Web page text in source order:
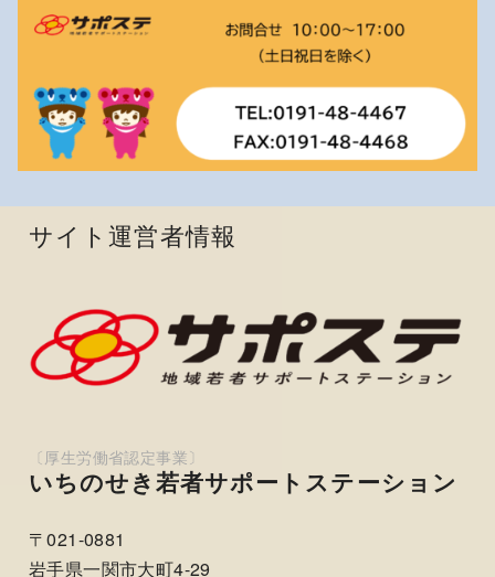
サイト運営者情報
いちのせき若者サポートステーション
〒021-0881
岩手県一関市大町4-29